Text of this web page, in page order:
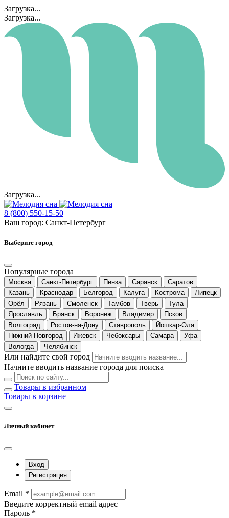
Загрузка...
Загрузка...
Загрузка...
8 (800) 550-15-50
Ваш город: Санкт-Петербург
Выберите город
Популярные города
Москва Санкт-Петербург Пенза Саранск
Саратов
Казань
Краснодар Белгород Калуга Кострома
Липецк
Орёл
Рязань Смоленск Тамбов Тверь
Тула
Ярославль
Брянск Воронеж Владимир
Псков
Волгоград
Ростов-на-Дону Ставрополь
Йошкар-Ола
Нижний Новгород
Ижевск Чебоксары Самара
Уфа
Вологда
Челябинск
Или найдите свой город
Начните вводить название города для поиска
Товары в избранном
Товары в корзине
Личный кабинет
Вход
Регистрация
Email *
Введите корректный email адрес
Пароль *